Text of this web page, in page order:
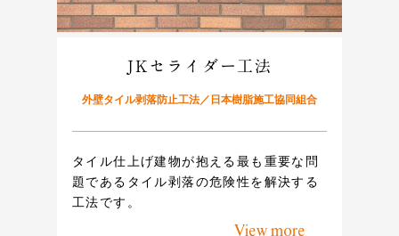
JKセライダー工法
外壁タイル剥落防止工法／日本樹脂施工協同組合
タイル仕上げ建物が抱える最も重要な問
題であるタイル剥落の危険性を解決する
工法です。
View more